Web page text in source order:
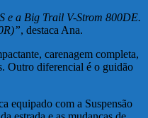
e a Big Trail V-Strom 800DE.
, destaca Ana.
carenagem completa,
Outro diferencial é o guidão
equipado com a Suspensão